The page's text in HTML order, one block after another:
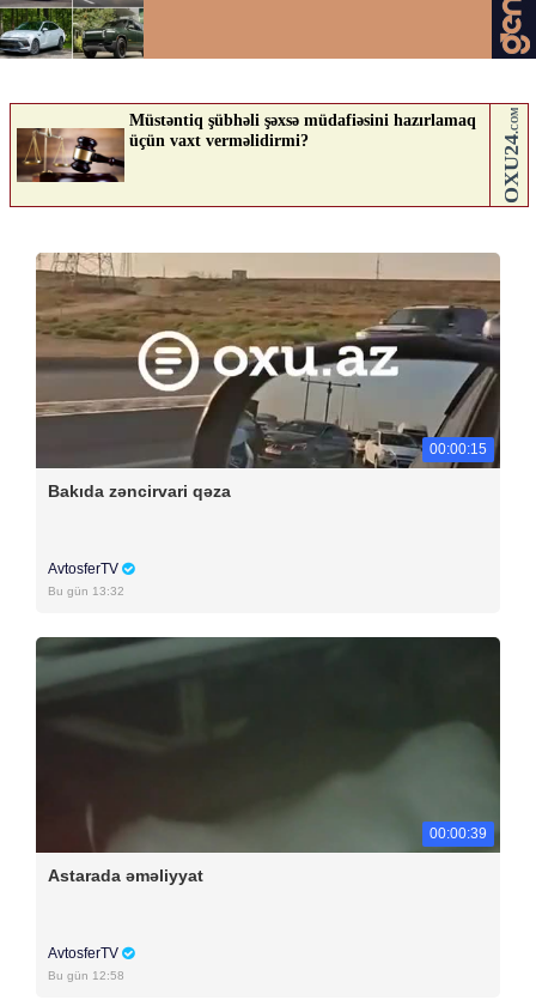
00:00:15
Bakıda zəncirvari qəza
AvtosferTV
Bu gün 13:32
00:00:39
Astarada əməliyyat
AvtosferTV
Bu gün 12:58